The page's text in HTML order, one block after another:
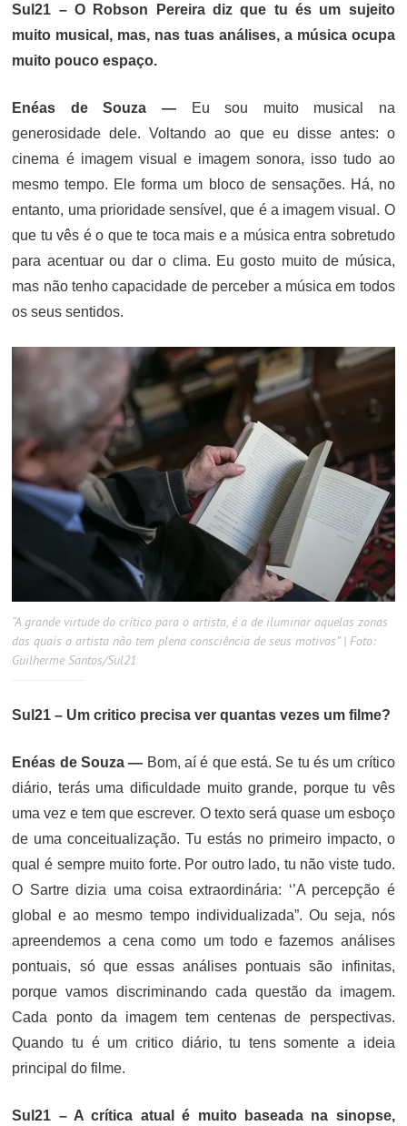
Sul21 – O Robson Pereira diz que tu és um sujeito
muito musical, mas, nas tuas análises, a música ocupa
muito pouco espaço.
Enéas de Souza —Eu sou muito musical na
generosidade dele. Voltando ao que eu disse antes: o
cinema é imagem visual e imagem sonora, isso tudo ao
mesmo tempo. Ele forma um bloco de sensações. Há, no
entanto, uma prioridade sensível, que é a imagem visual. O
que tu vês é o que te toca mais e a música entra sobretudo
para acentuar ou dar o clima. Eu gosto muito de música,
mas não tenho capacidade de perceber a música em todos
os seus sentidos.
“A grande virtude do crítico para o artista, é a de iluminar aquelas zonas
das quais o artista não tem plena consciência de seus motivos” | Foto:
Guilherme Santos/Sul21
Sul21 – Um critico precisa ver quantas vezes um filme?
Enéas de Souza — Bom, aí é que está. Se tu és um crítico
diário, terás uma dificuldade muito grande, porque tu vês
uma vez e tem que escrever. O texto será quase um esboço
de uma conceitualização. Tu estás no primeiro impacto, o
qual é sempre muito forte. Por outro lado, tu não viste tudo.
O Sartre dizia uma coisa extraordinária: ‘’A percepção é
global e ao mesmo tempo individualizada”. Ou seja, nós
apreendemos a cena como um todo e fazemos análises
pontuais, só que essas análises pontuais são infinitas,
porque vamos discriminando cada questão da imagem.
Cada ponto da imagem tem centenas de perspectivas.
Quando tu é um critico diário, tu tens somente a ideia
principal do filme.
Sul21 – A crítica atual é muito baseada na sinopse,